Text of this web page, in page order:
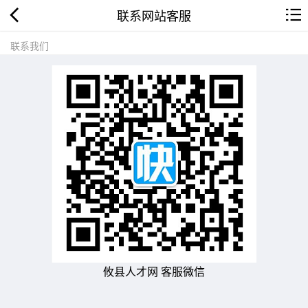
联系网站客服
联系我们
攸县人才网 客服微信